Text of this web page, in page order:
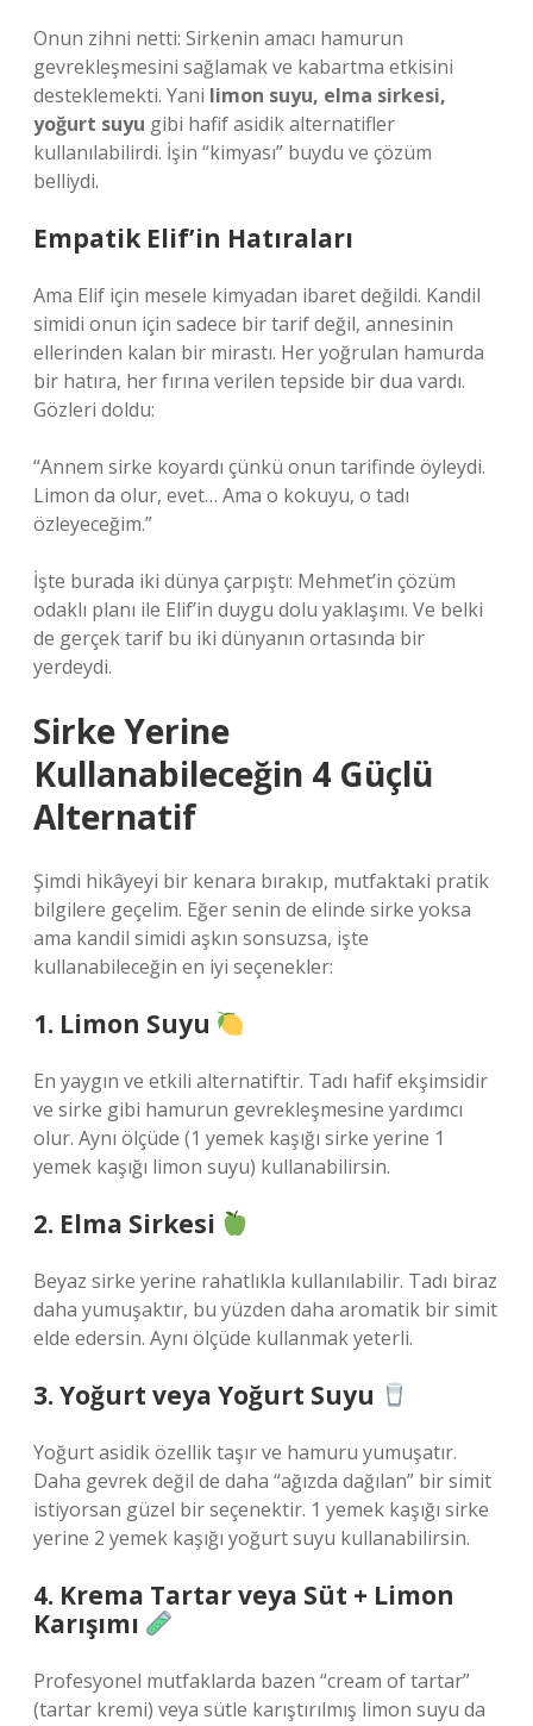
Onun zihni netti: Sirkenin amacı hamurun
gevrekleşmesini sağlamak ve kabartma etkisini
desteklemekti. Yani limon suyu, elma sirkesi,
yoğurt suyu gibi hafif asidik alternatifler
kullanılabilirdi. İşin “kimyası” buydu ve çözüm
belliydi.
Empatik Elif’in Hatıraları
Ama Elif için mesele kimyadan ibaret değildi. Kandil
simidi onun için sadece bir tarif değil, annesinin
ellerinden kalan bir mirastı. Her yoğrulan hamurda
bir hatıra, her fırına verilen tepside bir dua vardı.
Gözleri doldu:
“Annem sirke koyardı çünkü onun tarifinde öyleydi.
Limon da olur, evet… Ama o kokuyu, o tadı
özleyeceğim.”
İşte burada iki dünya çarpıştı: Mehmet’in çözüm
odaklı planı ile Elif’in duygu dolu yaklaşımı. Ve belki
de gerçek tarif bu iki dünyanın ortasında bir
yerdeydi.
Sirke Yerine
Kullanabileceğin 4 Güçlü
Alternatif
Şimdi hikâyeyi bir kenara bırakıp, mutfaktaki pratik
bilgilere geçelim. Eğer senin de elinde sirke yoksa
ama kandil simidi aşkın sonsuzsa, işte
kullanabileceğin en iyi seçenekler:
1. Limon Suyu
En yaygın ve etkili alternatiftir. Tadı hafif ekşimsidir
ve sirke gibi hamurun gevrekleşmesine yardımcı
olur. Aynı ölçüde (1 yemek kaşığı sirke yerine 1
yemek kaşığı limon suyu) kullanabilirsin.
2. Elma Sirkesi
Beyaz sirke yerine rahatlıkla kullanılabilir. Tadı biraz
daha yumuşaktır, bu yüzden daha aromatik bir simit
elde edersin. Aynı ölçüde kullanmak yeterli.
3. Yoğurt veya Yoğurt Suyu
Yoğurt asidik özellik taşır ve hamuru yumuşatır.
Daha gevrek değil de daha “ağızda dağılan” bir simit
istiyorsan güzel bir seçenektir. 1 yemek kaşığı sirke
yerine 2 yemek kaşığı yoğurt suyu kullanabilirsin.
4. Krema Tartar veya Süt + Limon
Karışımı
Profesyonel mutfaklarda bazen “cream of tartar”
(tartar kremi) veya sütle karıştırılmış limon suyu da